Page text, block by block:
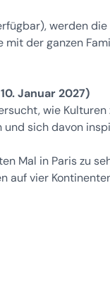
werden die
der ganzen
Januar 2027)
wie Kulturen
sich davon
Mal in Paris zu
auf vier